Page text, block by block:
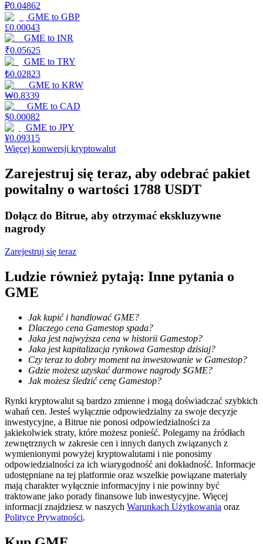
Stawianie
Wysokie zyski i natychmiastowy dostęp
Launchpool
Elastyczne stawianie zakładów, aby zarabiać na popularnych
tokenach
Blokady BTR
Ekskluzywne inwestycje dla posiadaczy BTR
Pożyczki
Usługa pożyczek wspieranych kryptowalutami
₽0.04862
GME to GBP
£0.00043
GME to INR
₹0.05625
GME to TRY
₺0.02823
GME to KRW
₩0.8339
GME to CAD
$0.00082
GME to JPY
¥0.09315
Więcej konwersji kryptowalut
Zarejestruj się teraz, aby odebrać pakiet
powitalny o wartości 1788 USDT
Dołącz do Bitrue, aby otrzymać ekskluzywne
nagrody
Zarejestruj się teraz
Ludzie również pytają: Inne pytania o
GME
Jak kupić i handlować GME?
Dlaczego cena Gamestop spada?
Jaka jest najwyższa cena w historii Gamestop?
Jaka jest kapitalizacja rynkowa Gamestop dzisiaj?
Czy teraz to dobry moment na inwestowanie w Gamestop?
Gdzie możesz uzyskać darmowe nagrody $GME?
Jak możesz śledzić cenę Gamestop?
Rynki kryptowalut są bardzo zmienne i mogą doświadczać szybkich
wahań cen. Jesteś wyłącznie odpowiedzialny za swoje decyzje
inwestycyjne, a Bitrue nie ponosi odpowiedzialności za
jakiekolwiek straty, które możesz ponieść. Polegamy na źródłach
zewnętrznych w zakresie cen i innych danych związanych z
wymienionymi powyżej kryptowalutami i nie ponosimy
odpowiedzialności za ich wiarygodność ani dokładność. Informacje
udostępniane na tej platformie oraz wszelkie powiązane materiały
mają charakter wyłącznie informacyjny i nie powinny być
traktowane jako porady finansowe lub inwestycyjne. Więcej
informacji znajdziesz w naszych Warunkach Użytkowania oraz
Polityce Prywatności.